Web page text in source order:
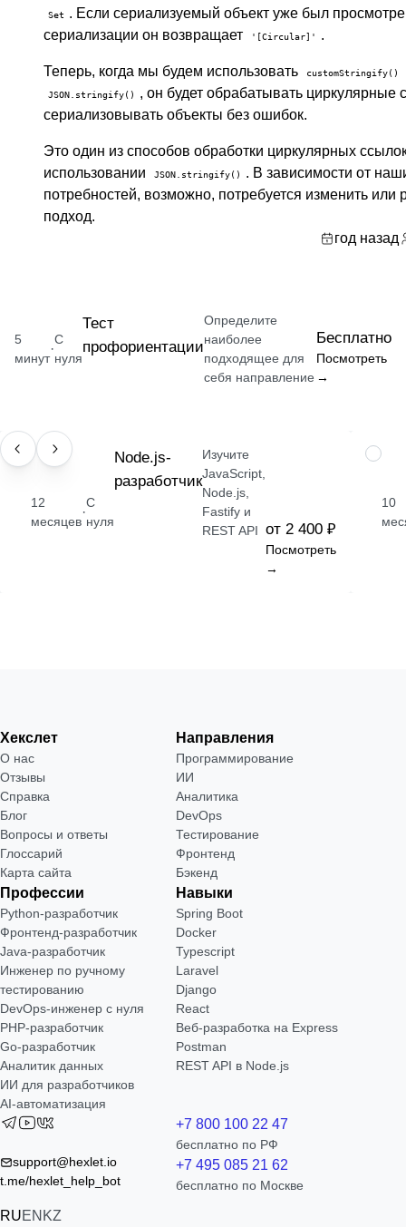
Set . Если сериализуемый объект уже был
сериализации он возвращает
'[Circular]' .
Теперь, когда мы будем использовать customStringify()
JSON.stringify()
, он будет обрабатывать циркулярные
сериализовывать объекты без ошибок.
Это один из способов обработки циркулярных
использовании
JSON.stringify()
. В зависимости от
потребностей, возможно, потребуется изменить или
подход.
год назад
5
минут
·
С
нуля
Тест
профориентации
Определите
наиболее
подходящее для
себя направление
Бесплатно
Посмотреть
→
ПРОФЕССИЯ
12
месяцев
·
С
нуля
Node.js-
разработчик
Изучите
JavaScript,
Node.js,
Fastify и
REST API от 2 400 ₽
Посмотреть
→
10
Хекслет
О нас
Отзывы
Справка
Блог
Вопросы и ответы
Глоссарий
Карта сайта
Направления
Программирование
ИИ
Аналитика
DevOps
Тестирование
Фронтенд
Бэкенд
Профессии
Python-разработчик
Фронтенд-разработчик
Java-разработчик
Инженер по ручному
тестированию
DevOps-инженер с нуля
РНР-разработчик
Go-разработчик
Аналитик данных
ИИ для разработчиков
AI-автоматизация
Навыки
Spring Boot
Docker
Typescript
Laravel
Django
React
Веб-разработка на Express
Postman
REST API в Node.js
support@hexlet.io
t.me/hexlet_help_bot
RUEN KZ
+7 800 100 22 47
бесплатно по РФ
+7 495 085 21 62
бесплатно по Москве